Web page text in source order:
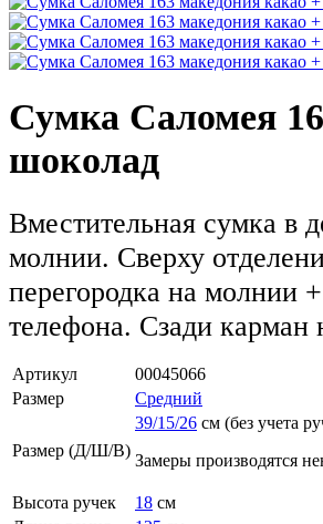
Сумка Саломея
шоколад
Вместительная сумка в
молнии. Сверху
перегородка на молнии
телефона. Сзади
Артикул
00045066
Размер
Средний
Размер (Д/Ш/В)
39/15/26 см (без учета
Замеры производятся
Высота ручек 18 см